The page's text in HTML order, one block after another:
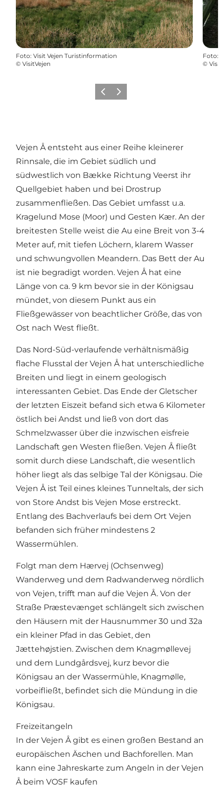
Foto: Visit Vejen Turistinformation
© VisitVejen
Foto:
©
ZurückWeiter
Vejen Å entsteht aus einer Reihe kleinerer
Rinnsale, die im Gebiet südlich und
südwestlich von Bække Richtung Veerst ihr
Quellgebiet haben und bei Drostrup
zusammenfließen. Das Gebiet umfasst u.a.
Kragelund Mose (Moor) und Gesten Kær. An der
breitesten Stelle weist die Au eine Breit von 3-4
Meter auf, mit tiefen Löchern, klarem Wasser
und schwungvollen Meandern. Das Bett der Au
ist nie begradigt worden. Vejen Å hat eine
Länge von ca. 9 km bevor sie in der Königsau
mündet, von diesem Punkt aus ein
Fließgewässer von beachtlicher Größe, das von
Ost nach West fließt.
Das Nord-Süd-verlaufende verhältnismäßig
flache Flusstal der Vejen Å hat unterschiedliche
Breiten und liegt in einem geologisch
interessanten Gebiet. Das Ende der Gletscher
der letzten Eiszeit befand sich etwa 6 Kilometer
östlich bei Andst und ließ von dort das
Schmelzwasser über die inzwischen eisfreie
Landschaft gen Westen fließen. Vejen Å fließt
somit durch diese Landschaft, die wesentlich
höher liegt als das selbige Tal der Königsau. Die
Vejen Å ist Teil eines kleines Tunneltals, der sich
von Store Andst bis Vejen Mose erstreckt.
Entlang des Bachverlaufs bei dem Ort Vejen
befanden sich früher mindestens 2
Wassermühlen.
Folgt man dem Hærvej (Ochsenweg)
Wanderweg und dem Radwanderweg nördlich
von Vejen, trifft man auf die Vejen Å. Von der
Straße Præstevænget schlängelt sich zwischen
den Häusern mit der Hausnummer 30 und 32a
ein kleiner Pfad in das Gebiet, den
Jættehøjstien. Zwischen dem Knagmøllevej
und dem Lundgårdsvej, kurz bevor die
Königsau an der Wassermühle, Knagmølle,
vorbeifließt, befindet sich die Mündung in die
Königsau.
Freizeitangeln
In der Vejen Å gibt es einen großen Bestand an
europäischen Äschen und Bachforellen. Man
kann eine Jahreskarte zum Angeln in der Vejen
Å beim VOSF kaufen